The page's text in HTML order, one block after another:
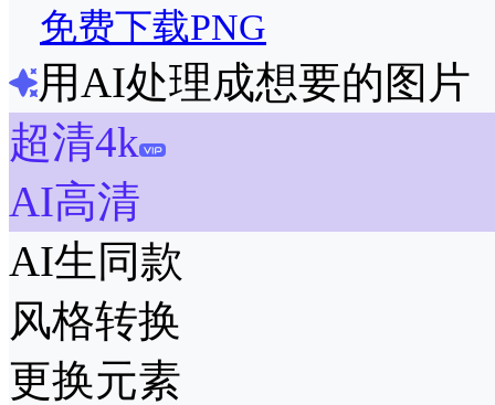
免费下载PNG
用AI处理成想要的图片
超清4k
AI高清
AI生同款
风格转换
更换元素